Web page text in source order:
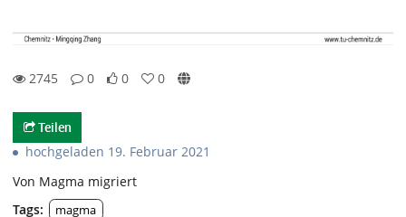
2745
0
0
0
Teilen
hochgeladen 19. Februar 2021
Von Magma migriert
Tags:
magma